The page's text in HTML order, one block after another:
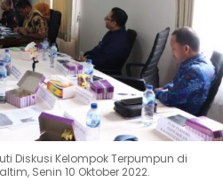
Diskusi Kelompok Terpumpun di
Senin 10 Oktober 2022.